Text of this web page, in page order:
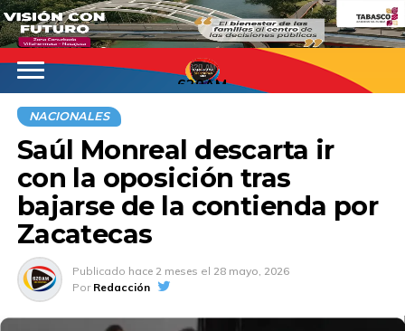
620AM
NACIONALES
Saúl Monreal descarta ir
con la oposición tras
bajarse de la contienda por
Zacatecas
Publicado hace 2 meses el 28 mayo, 2026
Por Redacción